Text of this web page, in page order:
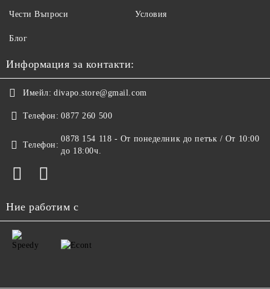
Чести Въпроси Условия
Блог
Информация за контакти:
Имейл: divapo.store@gmail.com
Телефон: 0877 260 500
Телефон:
0878 154 118 - От понеделник до петък / От 10:00
до 18:00ч.
Ние работим с